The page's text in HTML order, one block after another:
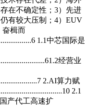
在不确定性；3）先进
有较大压制；4）EUV
奋楫而
1.1中芯国际是
经营业
2.AI算力赋
2.1
产代工高速扩